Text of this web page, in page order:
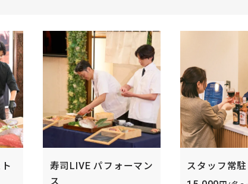
寿司LIVE パフォーマン
ス
スタッフ常駐